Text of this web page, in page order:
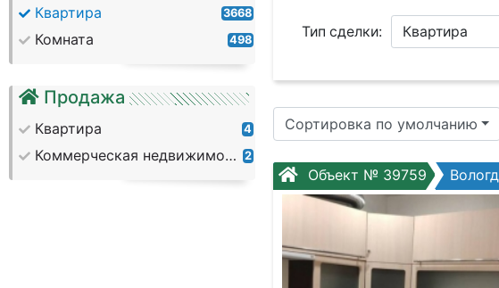
Квартира 3668
Комната 498
Продажа
Квартира 4
Коммерческая недвижимость 2
Тип сделки: Квартира
Район: Ничего не
Кол. комнат:
Слово:
Сортировка по умолчанию
Объект № 39759